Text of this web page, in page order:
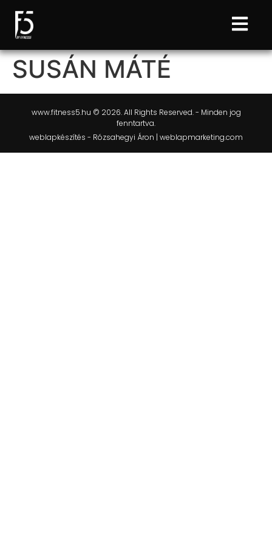
SUSÁN MÁTÉ
www.fitness5.hu © 2026. All Rights Reserved. - Minden jog
fenntartva.
weblapkészítés - Rózsahegyi Áron | weblapmarketing.com